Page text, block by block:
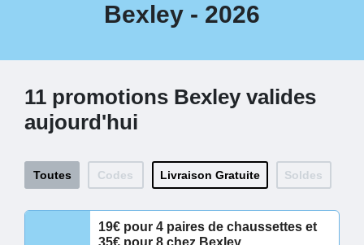
Bexley - 2026
11 promotions Bexley valides
aujourd'hui
Toutes Codes Livraison Gratuite Soldes
19€ pour 4 paires de chaussettes et
35€ pour 8 chez Bexley